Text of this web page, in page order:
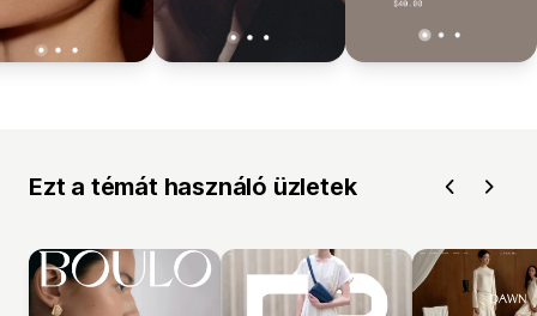
Ezt a témát használó üzletek